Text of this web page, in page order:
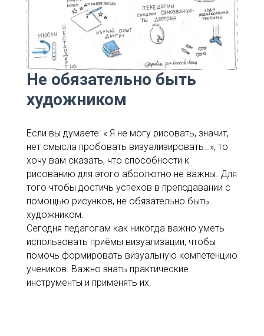
Не обязательно быть
художником
Если вы думаете: « Я не могу рисовать, значит,
нет смысла пробовать визуализировать…», то
хочу вам сказать, что способности к
рисованию для этого абсолютно не важны. Для
того чтобы достичь успехов в преподавании с
помощью рисунков, не обязательно быть
художником.
Сегодня педагогам как никогда важно уметь
использовать приёмы визуализации, чтобы
помочь формировать визуальную компетенцию
учеников. Важно знать практические
инструменты и применять их.